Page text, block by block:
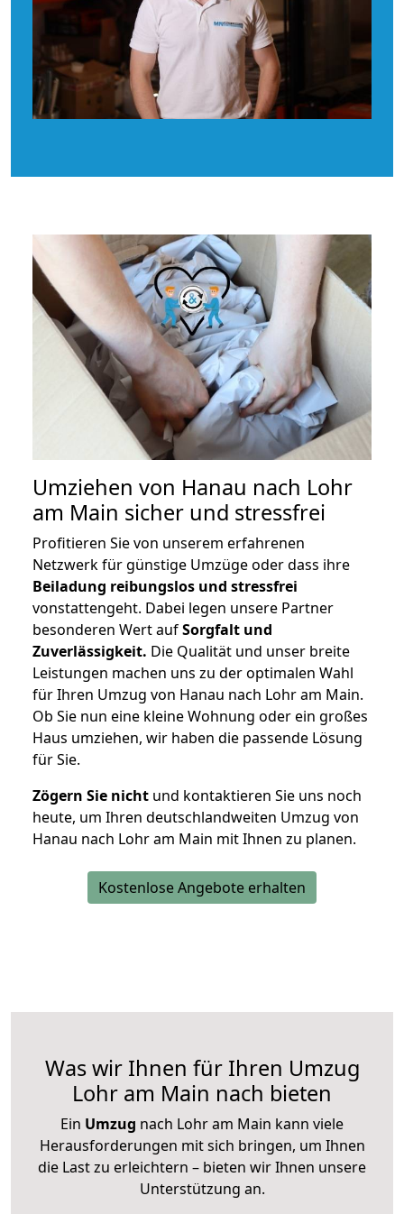
Umziehen von Hanau nach Lohr
am Main sicher und stressfrei
Profitieren Sie von unserem erfahrenen
Netzwerk für günstige Umzüge oder dass ihre
Beiladung reibungslos und stressfrei
vonstattengeht. Dabei legen unsere Partner
besonderen Wert aufSorgfalt und
Zuverlässigkeit. Die Qualität und unser breite
Leistungen machen uns zu der optimalen Wahl
für Ihren Umzug von Hanau nach Lohr am Main.
Ob Sie nun eine kleine Wohnung oder ein großes
Haus umziehen, wir haben die passende Lösung
für Sie.
Zögern Sie nicht und kontaktieren Sie uns noch
heute, um Ihren deutschlandweiten Umzug von
Hanau nach Lohr am Main mit Ihnen zu planen.
Kostenlose Angebote erhalten
Was wir Ihnen für Ihren Umzug
Lohr am Main nach bieten
Ein Umzug nach Lohr am Main kann viele
Herausforderungen mit sich bringen, um Ihnen
die Last zu erleichtern – bieten wir Ihnen unsere
Unterstützung an.